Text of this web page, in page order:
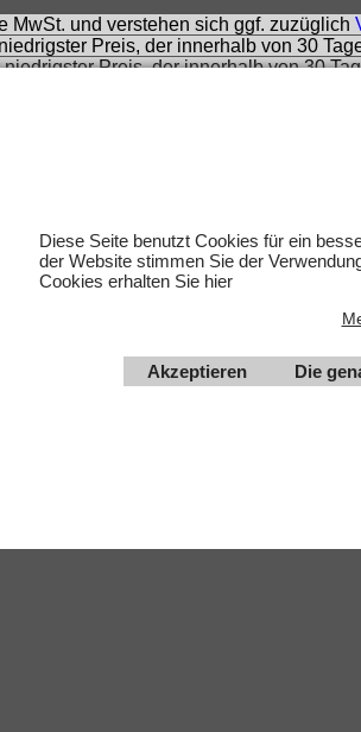
MwSt. und verstehen sich ggf. zuzüglich
Preis, der innerhalb von 30
Preis, der innerhalb von 30
vorbehalten.
Diese Seite benutzt Cookies für ein
der Website stimmen Sie der
Cookies erhalten Sie hier
Akzeptieren Die